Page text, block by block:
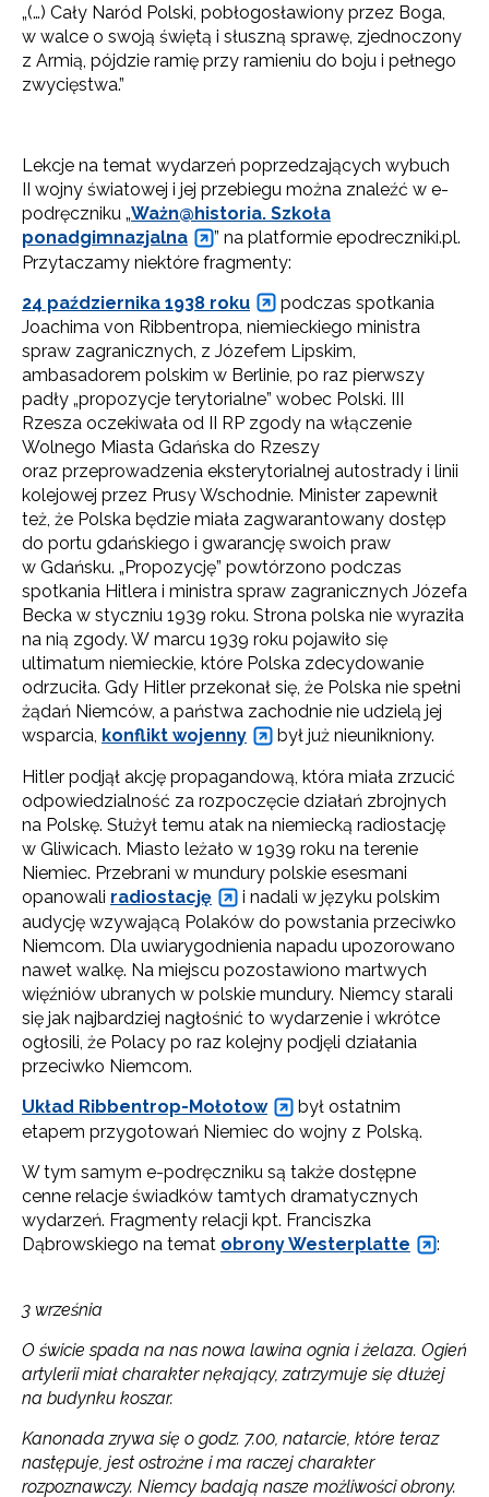
„(…) Cały Naród Polski, pobłogosławiony przez Boga,
w walce o swoją świętą i słuszną sprawę, zjednoczony
z Armią, pójdzie ramię przy ramieniu do boju i pełnego
zwycięstwa.”
Lekcje na temat wydarzeń poprzedzających wybuch
II wojny światowej i jej przebiegu można znaleźć w e-
podręczniku „Ważn@historia. Szkoła
ponadgimnazjalna
” na platformie epodreczniki.pl.
Przytaczamy niektóre fragmenty:
24 października 1938 roku
podczas spotkania
Joachima von Ribbentropa, niemieckiego ministra
spraw zagranicznych, z Józefem Lipskim,
ambasadorem polskim w Berlinie, po raz pierwszy
padły „propozycje terytorialne” wobec Polski. III
Rzesza oczekiwała od II RP zgody na włączenie
Wolnego Miasta Gdańska do Rzeszy
oraz przeprowadzenia eksterytorialnej autostrady i linii
kolejowej przez Prusy Wschodnie. Minister zapewnił
też, że Polska będzie miała zagwarantowany dostęp
do portu gdańskiego i gwarancję swoich praw
w Gdańsku. „Propozycję” powtórzono podczas
spotkania Hitlera i ministra spraw zagranicznych Józefa
Becka w styczniu 1939 roku. Strona polska nie wyraziła
na nią zgody. W marcu 1939 roku pojawiło się
ultimatum niemieckie, które Polska zdecydowanie
odrzuciła. Gdy Hitler przekonał się, że Polska nie spełni
żądań Niemców, a państwa zachodnie nie udzielą jej
wsparcia, konflikt wojenny
był już nieunikniony.
Hitler podjął akcję propagandową, która miała zrzucić
odpowiedzialność za rozpoczęcie działań zbrojnych
na Polskę. Służył temu atak na niemiecką radiostację
w Gliwicach. Miasto leżało w 1939 roku na terenie
Niemiec. Przebrani w mundury polskie esesmani
opanowali radiostację
i nadali w języku polskim
audycję wzywającą Polaków do powstania przeciwko
Niemcom. Dla uwiarygodnienia napadu upozorowano
nawet walkę. Na miejscu pozostawiono martwych
więźniów ubranych w polskie mundury. Niemcy starali
się jak najbardziej nagłośnić to wydarzenie i wkrótce
ogłosili, że Polacy po raz kolejny podjęli działania
przeciwko Niemcom.
Układ Ribbentrop-Mołotow
był ostatnim
etapem przygotowań Niemiec do wojny z Polską.
W tym samym e-podręczniku są także dostępne
cenne relacje świadków tamtych dramatycznych
wydarzeń. Fragmenty relacji kpt. Franciszka
Dąbrowskiego na temat obrony Westerplatte :
3 września
O świcie spada na nas nowa lawina ognia i żelaza. Ogień
artylerii miał charakter nękający, zatrzymuje się dłużej
na budynku koszar.
Kanonada zrywa się o godz. 7.00, natarcie, które teraz
następuje, jest ostrożne i ma raczej charakter
rozpoznawczy. Niemcy badają nasze możliwości obrony.